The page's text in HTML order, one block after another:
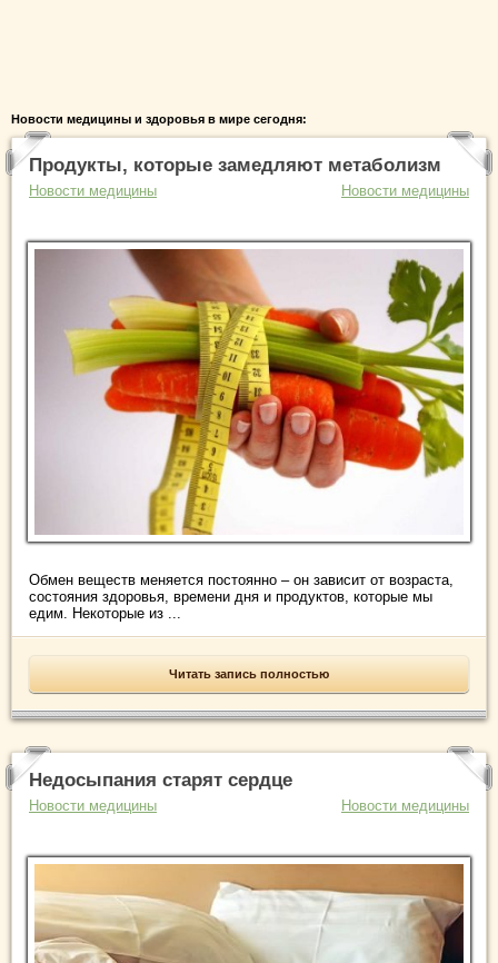
Новости медицины и здоровья в мире сегодня:
Продукты, которые замедляют метаболизм
Новости медицины Новости медицины
Обмен веществ меняется постоянно – он зависит от возраста,
состояния здоровья, времени дня и продуктов, которые мы
едим. Некоторые из ...
Читать запись полностью
Недосыпания старят сердце
Новости медицины Новости медицины